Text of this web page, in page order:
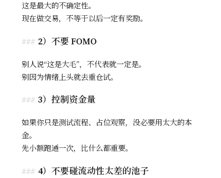
这是最大的不确定性。
现在做交易，不等于以后一定有奖励。
2）不要 FOMO
别人说“这是大毛”，不代表就一定是。
别因为情绪上头就去重仓试。
3）控制资金量
如果你只是测试流程、占位观察，没必要用太大的本
金。
先小额跑通一次，比什么都重要。
4）不要碰流动性太差的池子